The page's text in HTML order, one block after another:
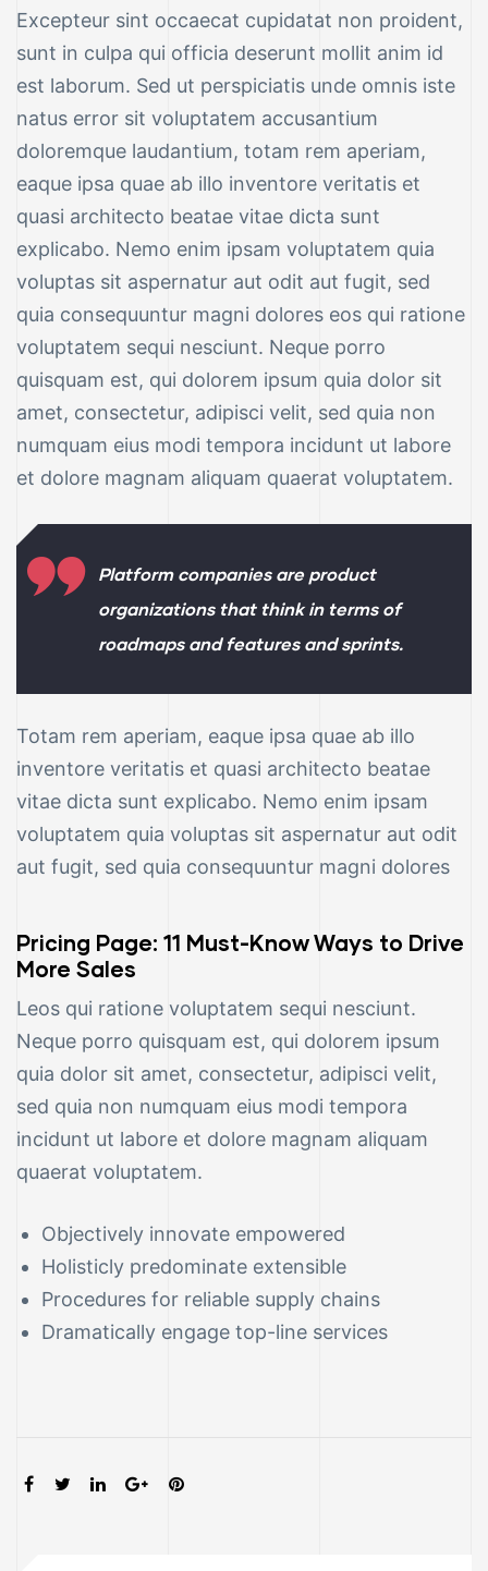
Excepteur sint occaecat cupidatat non proident,
sunt in culpa qui officia deserunt mollit anim id
est laborum. Sed ut perspiciatis unde omnis iste
natus error sit voluptatem accusantium
doloremque laudantium, totam rem aperiam,
eaque ipsa quae ab illo inventore veritatis et
quasi architecto beatae vitae dicta sunt
explicabo. Nemo enim ipsam voluptatem quia
voluptas sit aspernatur aut odit aut fugit, sed
quia consequuntur magni dolores eos qui ratione
voluptatem sequi nesciunt. Neque porro
quisquam est, qui dolorem ipsum quia dolor sit
amet, consectetur, adipisci velit, sed quia non
numquam eius modi tempora incidunt ut labore
et dolore magnam aliquam quaerat voluptatem.
Platform companies are product
organizations that think in terms of
roadmaps and features and sprints.
Totam rem aperiam, eaque ipsa quae ab illo
inventore veritatis et quasi architecto beatae
vitae dicta sunt explicabo. Nemo enim ipsam
voluptatem quia voluptas sit aspernatur aut odit
aut fugit, sed quia consequuntur magni dolores
Pricing Page: 11 Must-Know Ways to Drive
More Sales
Leos qui ratione voluptatem sequi nesciunt.
Neque porro quisquam est, qui dolorem ipsum
quia dolor sit amet, consectetur, adipisci velit,
sed quia non numquam eius modi tempora
incidunt ut labore et dolore magnam aliquam
quaerat voluptatem.
Objectively innovate empowered
Holisticly predominate extensible
Procedures for reliable supply chains
Dramatically engage top-line services
SHARE: